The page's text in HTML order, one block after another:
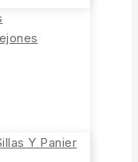
Y Panier